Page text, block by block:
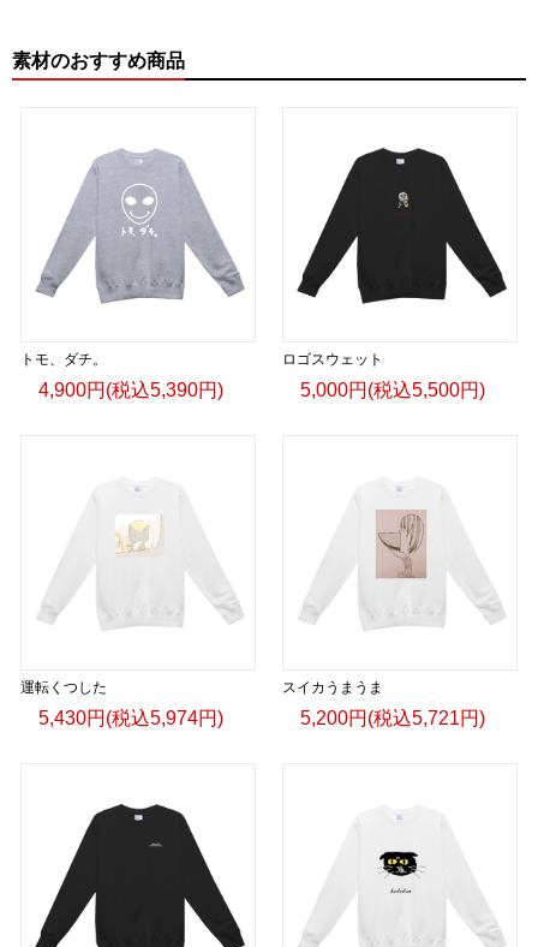
素材のおすすめ商品
トモ、ダチ。
4,900円(税込5,390円)
ロゴスウェット
5,000円(税込5,500円)
運転くつした
5,430円(税込5,974円)
スイカうまうま
5,200円(税込5,721円)